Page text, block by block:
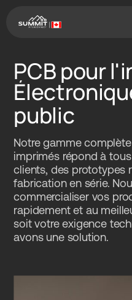
À propos de nous
À PROPOS DE NOUS
Brochure de Summit
Summit offre une fabrication
alliant rapidité, fiabilité et
Solutions
FABRICATION DE PCB
ASSEMBLAGE RAPIDE
Prototype à délai rapide
Faire un devis et commander
quantités en 5 jours ou moins.
Qualité
QUALITÉ
Engagé envers la qualité
Des processus qui s'alignent
élevées de l'industrie
Industries
INDUSTRIES
RESSOURCES
Contact
Emplacements
Carrières
PCB pour
public
Notre gamme
imprimés répond à
clients, des prototypes
fabrication en série.
commercialiser vos
rapidement et au
soit votre exigence
avons une solution.